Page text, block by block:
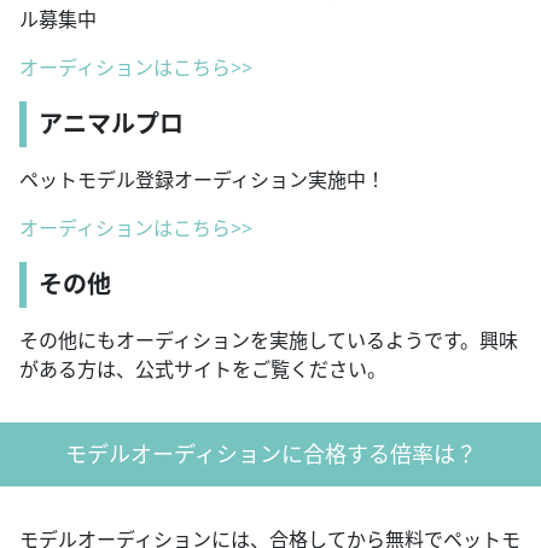
ル募集中
オーディションはこちら>>
アニマルプロ
ペットモデル登録オーディション実施中！
オーディションはこちら>>
その他
その他にもオーディションを実施しているようです。興味
がある方は、公式サイトをご覧ください。
モデルオーディションに合格する倍率は？
モデルオーディションには、合格してから無料でペットモ